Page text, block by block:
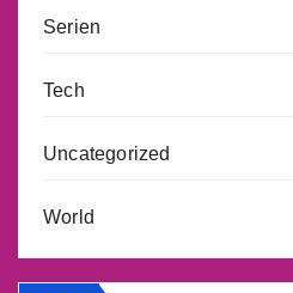
Serien
Tech
Uncategorized
World